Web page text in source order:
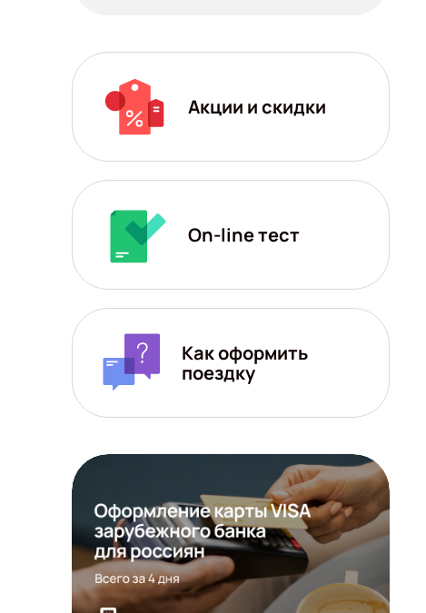
Акции и скидки
On-line тест
Как оформить
поездку